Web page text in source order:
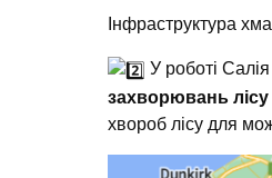
Інфраструктура
У роботі
захворювань
хвороб лісу для